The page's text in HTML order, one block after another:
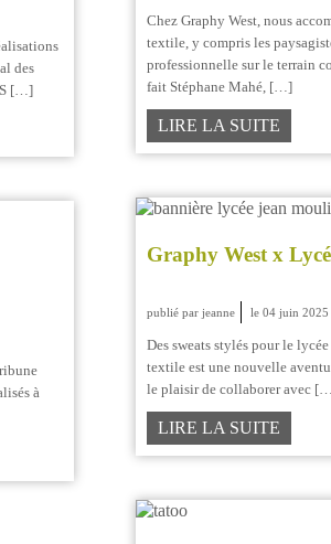
Chez Graphy West, nous
textile, y compris les
professionnelle sur le terrain
fait Stéphane Mahé, […]
LIRE LA SUITE
des
[…]
Graphy West x
publié par jeanne le 04 juin 2025
Des sweats stylés pour le
textile est une nouvelle
le plaisir de collaborer avec
LIRE LA SUITE
à